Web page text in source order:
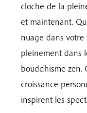
cloche de la
et maintenant.
nuage dans
pleinement dans
bouddhisme zen.
croissance
inspirent les